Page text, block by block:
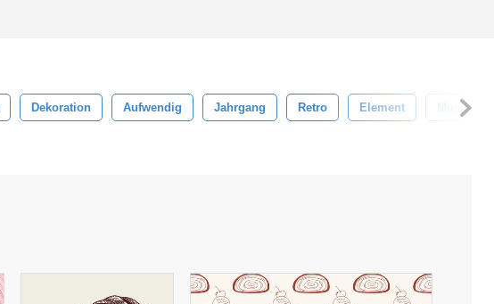
Dekoration Aufwendig Jahrgang Retro Element Muster